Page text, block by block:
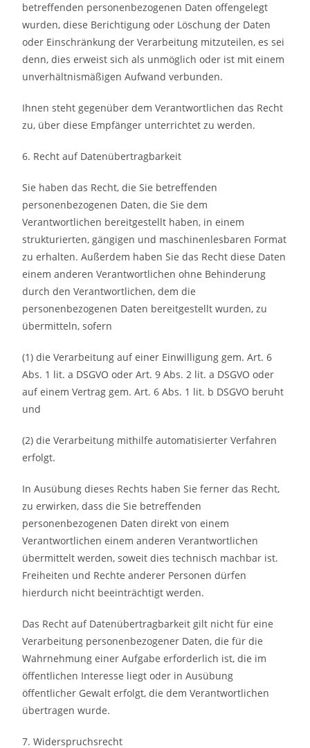
betreffenden personenbezogenen Daten offengelegt
wurden, diese Berichtigung oder Löschung der Daten
oder Einschränkung der Verarbeitung mitzuteilen, es sei
denn, dies erweist sich als unmöglich oder ist mit einem
unverhältnismäßigen Aufwand verbunden.
Ihnen steht gegenüber dem Verantwortlichen das Recht
zu, über diese Empfänger unterrichtet zu werden.
6. Recht auf Datenübertragbarkeit
Sie haben das Recht, die Sie betreffenden
personenbezogenen Daten, die Sie dem
Verantwortlichen bereitgestellt haben, in einem
strukturierten, gängigen und maschinenlesbaren Format
zu erhalten. Außerdem haben Sie das Recht diese Daten
einem anderen Verantwortlichen ohne Behinderung
durch den Verantwortlichen, dem die
personenbezogenen Daten bereitgestellt wurden, zu
übermitteln, sofern
(1) die Verarbeitung auf einer Einwilligung gem. Art. 6
Abs. 1 lit. a DSGVO oder Art. 9 Abs. 2 lit. a DSGVO oder
auf einem Vertrag gem. Art. 6 Abs. 1 lit. b DSGVO beruht
und
(2) die Verarbeitung mithilfe automatisierter Verfahren
erfolgt.
In Ausübung dieses Rechts haben Sie ferner das Recht,
zu erwirken, dass die Sie betreffenden
personenbezogenen Daten direkt von einem
Verantwortlichen einem anderen Verantwortlichen
übermittelt werden, soweit dies technisch machbar ist.
Freiheiten und Rechte anderer Personen dürfen
hierdurch nicht beeinträchtigt werden.
Das Recht auf Datenübertragbarkeit gilt nicht für eine
Verarbeitung personenbezogener Daten, die für die
Wahrnehmung einer Aufgabe erforderlich ist, die im
öffentlichen Interesse liegt oder in Ausübung
öffentlicher Gewalt erfolgt, die dem Verantwortlichen
übertragen wurde.
7. Widerspruchsrecht